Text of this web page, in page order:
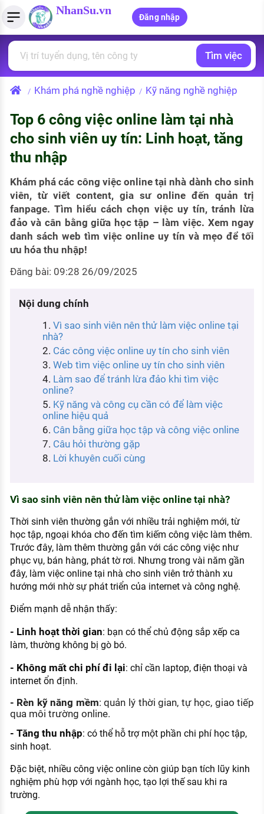
NhanSu.vn
Đăng nhập
Tìm việc làm
Việc làm ngành luật
Việc làm lương cao
CÔNG TY
Danh sách nhà tuyển dụng
Nhà tuyển dụng hàng đầu
Quản lý CV
Tải CV lên
Tạo CV trực tuyến
MẪU CV THEO STYLE
Mẫu CV đơn giản
Mẫu CV hiện đại
Tính lương Gross - Net
Tính thuế thu nhập cá nhân
Tính trợ cấp thất nghiệp
PHÁP LUẬT VIỆT NAM
Văn bản pháp luật
PHÁP LUẬT LAO ĐỘNG
Lao động và tiền lương
Thuế thu nhập
Hồ sơ biểu mẫu
Chính sách lao động
KHÁM PHÁ NGHỀ NGHIỆP
Kỹ năng nghề nghiệp
HƯỚNG NGHIỆP VIỆC LÀM
Đặc trưng từng nghề
Xu hướng việc làm
XÂY DỰNG VÀ PHÁT TRIỂN ĐỘI NGŨ
TUYỂN DỤNG VIỆC LÀM
Tìm việc
/ Khám phá nghề nghiệp / Kỹ năng nghề nghiệp
Top 6 công việc online làm tại nhà
cho sinh viên uy tín: Linh hoạt, tăng
thu nhập
Khám phá các công việc online tại nhà dành cho sinh
viên, từ viết content, gia sư online đến quản trị
fanpage. Tìm hiểu cách chọn việc uy tín, tránh lừa
đảo và cân bằng giữa học tập – làm việc. Xem ngay
danh sách web tìm việc online uy tín và mẹo để tối
ưu hóa thu nhập!
Đăng bài: 09:28 26/09/2025
Nội dung chính
Vì sao sinh viên nên thử làm việc online tại
nhà?
Các công việc online uy tín cho sinh viên
Web tìm việc online uy tín cho sinh viên
Làm sao để tránh lừa đảo khi tìm việc
online?
Kỹ năng và công cụ cần có để làm việc
online hiệu quả
Cân bằng giữa học tập và công việc online
Câu hỏi thường gặp
Lời khuyên cuối cùng
Vì sao sinh viên nên thử làm việc online tại nhà?
Thời sinh viên thường gắn với nhiều trải nghiệm mới, từ
học tập, ngoại khóa cho đến tìm kiếm công việc làm thêm.
Trước đây, làm thêm thường gắn với các công việc như
phục vụ, bán hàng, phát tờ rơi. Nhưng trong vài năm gần
đây, làm việc online tại nhà cho sinh viên trở thành xu
hướng mới nhờ sự phát triển của internet và công nghệ.
Điểm mạnh dễ nhận thấy:
- Linh hoạt thời gian: bạn có thể chủ động sắp xếp ca
làm, thường không bị gò bó.
- Không mất chi phí đi lại: chỉ cần laptop, điện thoại và
internet ổn định.
- Rèn kỹ năng mềm: quản lý thời gian, tự học, giao tiếp
qua môi trường online.
- Tăng thu nhập: có thể hỗ trợ một phần chi phí học tập,
sinh hoạt.
Đặc biệt, nhiều công việc online còn giúp bạn tích lũy kinh
nghiệm phù hợp với ngành học, tạo lợi thế sau khi ra
trường.